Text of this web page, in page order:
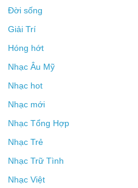
Đời sống
Giải Trí
Hóng hớt
Nhạc Âu Mỹ
Nhạc hot
Nhạc mới
Nhạc Tổng Hợp
Nhạc Trẻ
Nhạc Trữ Tình
Nhạc Việt